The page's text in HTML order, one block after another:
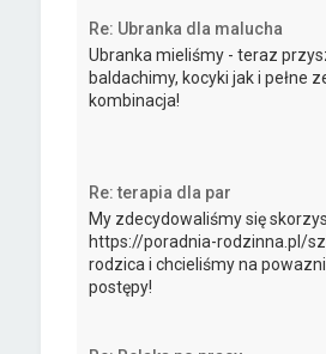
Re: Ubranka dla malucha
Ubranka mieliśmy - teraz
baldachimy, kocyki jak i
kombinacja!
Re: terapia dla par
My zdecydowaliśmy się
https://poradnia-rodzinna.pl/
rodzica i chcieliśmy na
postępy!